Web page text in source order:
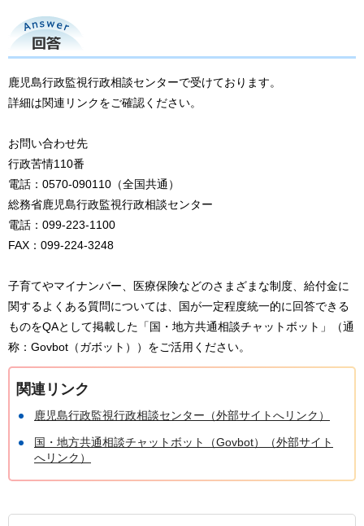
回答
鹿児島行政監視行政相談センターで受けております。
詳細は関連リンクをご確認ください。
お問い合わせ先
行政苦情110番
電話：0570-090110（全国共通）
総務省鹿児島行政監視行政相談センター
電話：099-223-1100
FAX：099-224-3248
子育てやマイナンバー、医療保険などのさまざまな制度、給付金に
関するよくある質問については、国が一定程度統一的に回答できる
ものをQAとして掲載した「国・地方共通相談チャットボット」（通
称：Govbot（ガボット））をご活用ください。
関連リンク
鹿児島行政監視行政相談センター（外部サイトへリンク）
国・地方共通相談チャットボット（Govbot）（外部サイト
へリンク）